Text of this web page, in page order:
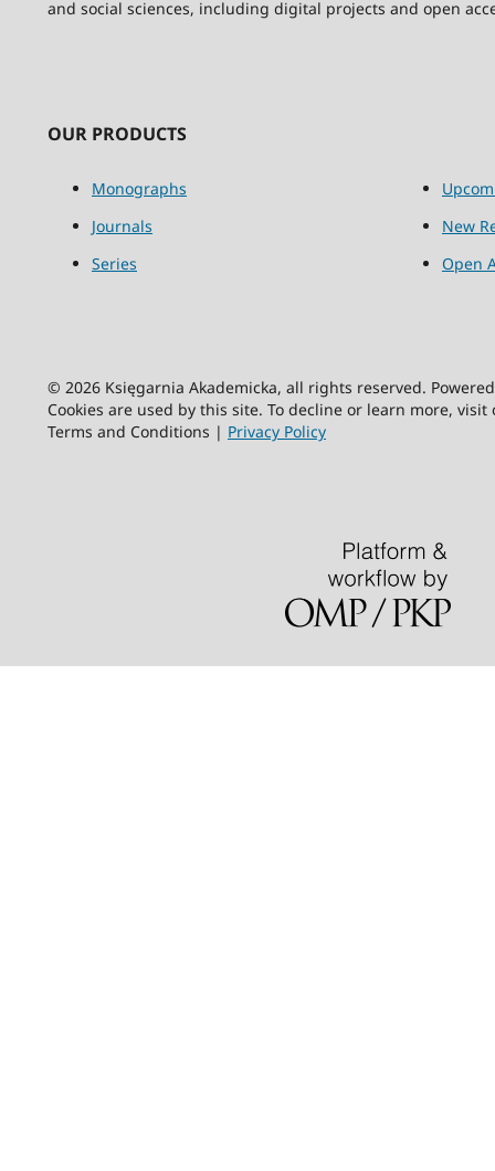
and social sciences, including digital projects and open
OUR PRODUCTS
Monographs
Journals
Series
New
Open
© 2026 Księgarnia Akademicka, all rights reserved.
Cookies are used by this site. To decline or learn more,
Terms and Conditions | Privacy Policy